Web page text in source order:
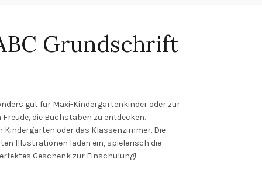
Grundschrift
gut für Maxi-Kindergartenkinder oder zur
die Buchstaben zu entdecken.
Kindergarten oder das Klassenzimmer. Die
Illustrationen laden ein, spielerisch die
Geschenk zur Einschulung!